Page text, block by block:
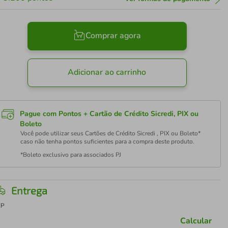
Comprar agora
Adicionar ao carrinho
Pague com Pontos + Cartão de Crédito Sicredi, PIX ou
Boleto
Você pode utilizar seus Cartões de Crédito Sicredi , PIX ou Boleto*
caso não tenha pontos suficientes para a compra deste produto.
*Boleto exclusivo para associados PJ
Entrega
Calcular